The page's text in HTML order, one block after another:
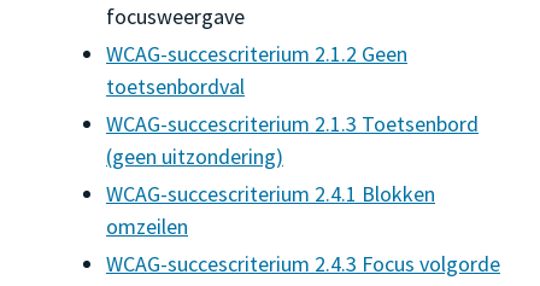
focusweergave
WCAG-succescriterium 2.1.2 Geen
toetsenbordval
WCAG-succescriterium 2.1.3 Toetsenbord
(geen uitzondering)
WCAG-succescriterium 2.4.1 Blokken
omzeilen
WCAG-succescriterium 2.4.3 Focus volgorde